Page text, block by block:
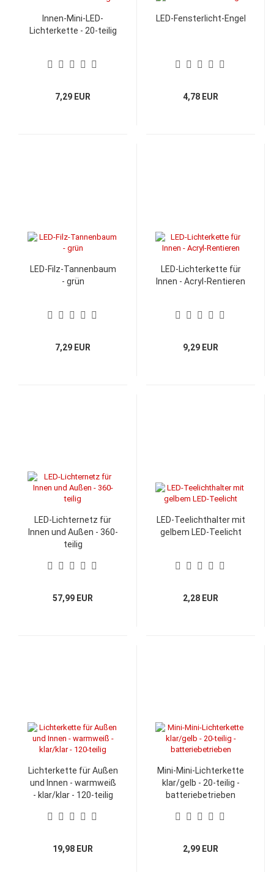
Innen-Mini-LED-
Lichterkette - 20-teilig
7,29 EUR
LED-Fensterlicht-Engel
4,78 EUR
LED-Filz-Tannenbaum
- grün
7,29 EUR
LED-Lichterkette für
Innen - Acryl-Rentieren
9,29 EUR
LED-Lichternetz für
Innen und Außen - 360-
teilig
57,99 EUR
LED-Teelichthalter mit
gelbem LED-Teelicht
2,28 EUR
Lichterkette für Außen
und Innen - warmweiß
- klar/klar - 120-teilig
19,98 EUR
Mini-Mini-Lichterkette
klar/gelb - 20-teilig -
batteriebetrieben
2,99 EUR